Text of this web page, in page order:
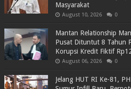
Masyarakat
August 10, 2026 0
Mantan Relationship
Pusat Dituntut 8 Tahun
Korupsi Kredit Fiktif
August 06, 2026 0
Jelang HUT RI Ke-81,